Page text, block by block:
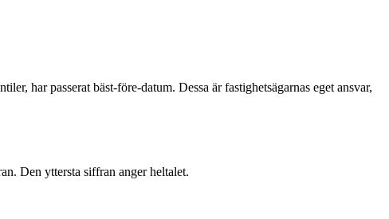
har passerat bäst-före-datum. Dessa är fastighetsägarnas eget ansvar,
Den yttersta siffran anger heltalet.